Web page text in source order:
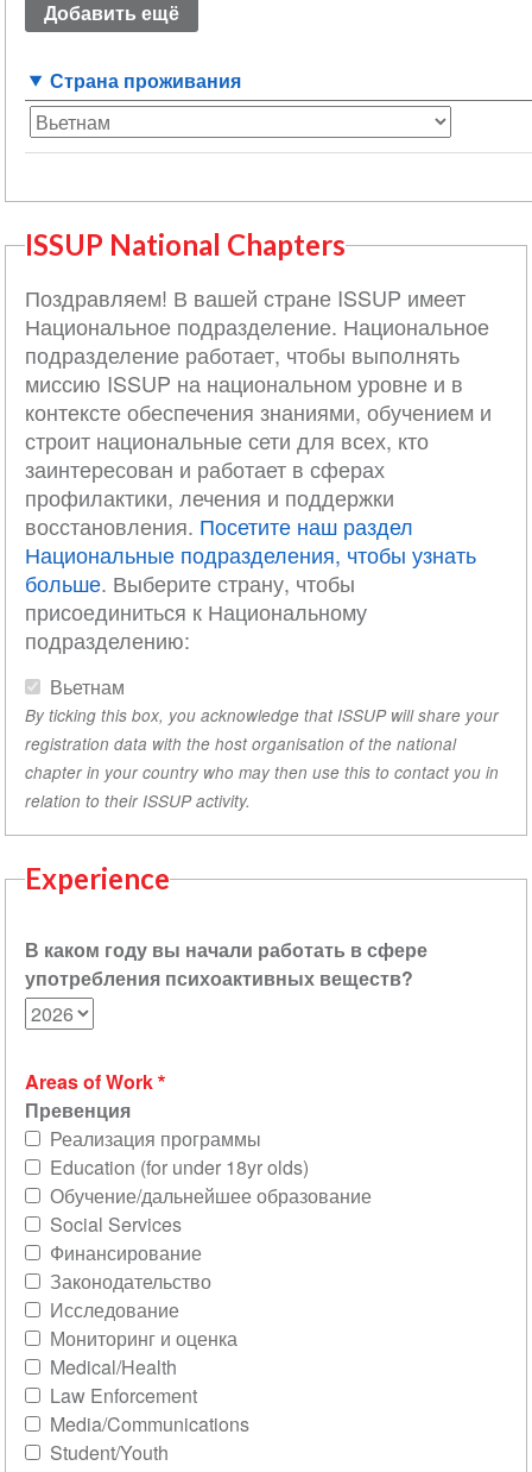
Страна проживания
ISSUP National Chapters
Поздравляем! В вашей стране ISSUP имеет
Национальное подразделение. Национальное
подразделение работает, чтобы выполнять
миссию ISSUP на национальном уровне и в
контексте обеспечения знаниями, обучением и
строит национальные сети для всех, кто
заинтересован и работает в сферах
профилактики, лечения и поддержки
восстановления. Посетите наш раздел
Национальные подразделения, чтобы узнать
больше. Выберите страну, чтобы
присоединиться к Национальному
подразделению:
Вьетнам
By ticking this box, you acknowledge that ISSUP will share your
registration data with the host organisation of the national
chapter in your country who may then use this to contact you in
relation to their ISSUP activity.
Experience
В каком году вы начали работать в сфере
употребления психоактивных веществ?
Areas of Work
Превенция
Реализация программы
Education (for under 18yr olds)
Обучение/дальнейшее образование
Social Services
Финансирование
Законодательство
Исследование
Мониторинг и оценка
Medical/Health
Law Enforcement
Media/Communications
Student/Youth